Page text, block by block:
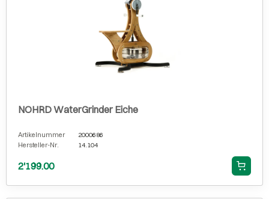
NOHRD WaterGrinder Eiche
Artikelnummer
2000686
Hersteller-Nr.
14.104
2'199.00